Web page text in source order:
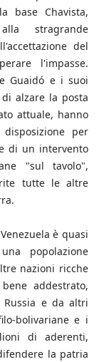
base Chavista,
stragrande
del
l'impasse.
Guaidó e i suoi
alzare la posta
attuale, hanno
per
di un intervento
"sul tavolo",
tutte le altre
è quasi
popolazione
nazioni ricche
addestrato,
e da altri
bolivariane e i
di aderenti,
la patria